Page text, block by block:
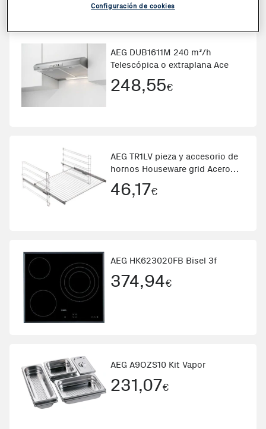
AEG DUB1611M 240 m³/h
Telescópica o extraplana Ace
248,55€
AEG TR1LV pieza y accesorio de
hornos Houseware grid Acero
inoxidable
46,17€
AEG HK623020FB Bisel 3f
374,94€
AEG A9OZS10 Kit Vapor
231,07€
Configuración de cookies